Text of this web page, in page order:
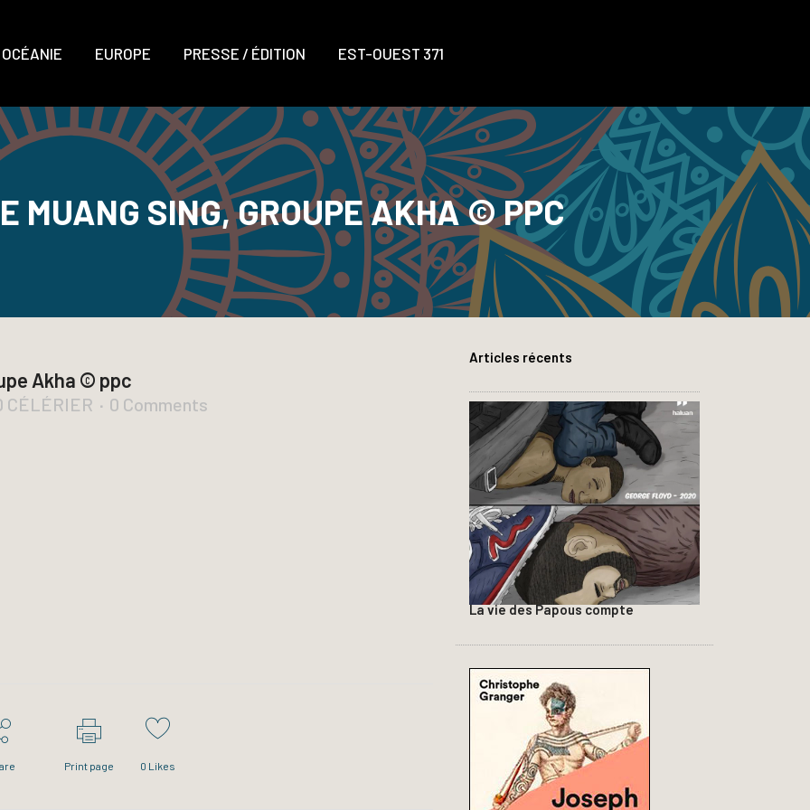
OCÉANIE EUROPE PRESSE / ÉDITION EST-OUEST 371
MUANG SING, GROUPE AKHA © PPC
Akha © ppc
CÉLÉRIER 0 Comments
Print page 0 Likes
Articles récents
La vie des Papous compte